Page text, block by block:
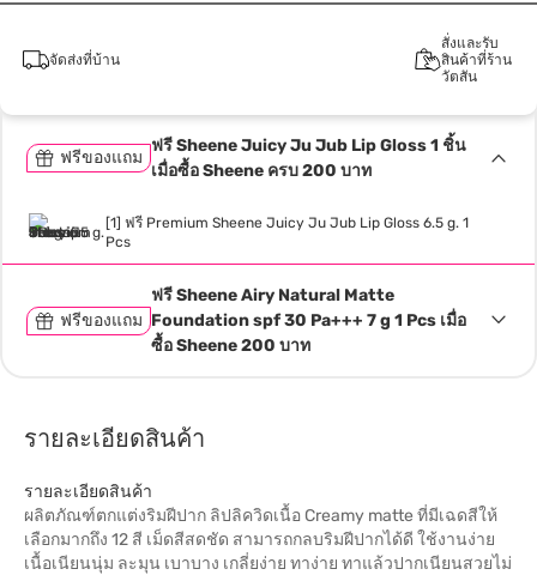
จัดส่งที่บ้าน
สั่งและรับ
สินค้าที่ร้าน
วัตสัน
ฟรีของแถม
ฟรี Sheene Juicy Ju Jub Lip Gloss 1 ชิ้น
เมื่อซื้อ Sheene ครบ 200 บาท
[1] ฟรี Premium Sheene Juicy Ju Jub Lip Gloss 6.5 g. 1
Pcs
ฟรีของแถม
ฟรี Sheene Airy Natural Matte
Foundation spf 30 Pa+++ 7 g 1 Pcs เมื่อ
ซื้อ Sheene 200 บาท
รายละเอียดสินค้า
รายละเอียดสินค้า
ผลิตภัณฑ์ตกแต่งริมฝีปาก ลิปลิควิดเนื้อ Creamy matte ที่มีเฉดสีให้
เลือกมากถึง 12 สี เม็ดสีสดชัด สามารถกลบริมฝีปากได้ดี ใช้งานง่าย
เนื้อเนียนนุ่ม ละมุน เบาบาง เกลี่ยง่าย ทาง่าย ทาแล้วปากเนียนสวยไม่